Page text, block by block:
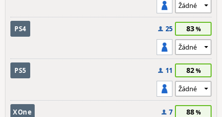
PS4 25 83
PS5 11 82
XOne 7 88